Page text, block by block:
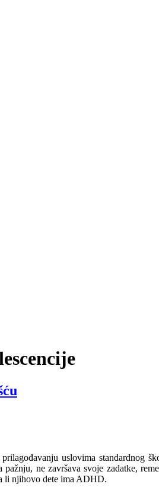
uslovima standardnog
pažnju, ne završava svoje zadatke,
li njihovo dete ima ADHD.